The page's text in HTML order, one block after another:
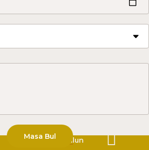
Masa BulBizi Bulun